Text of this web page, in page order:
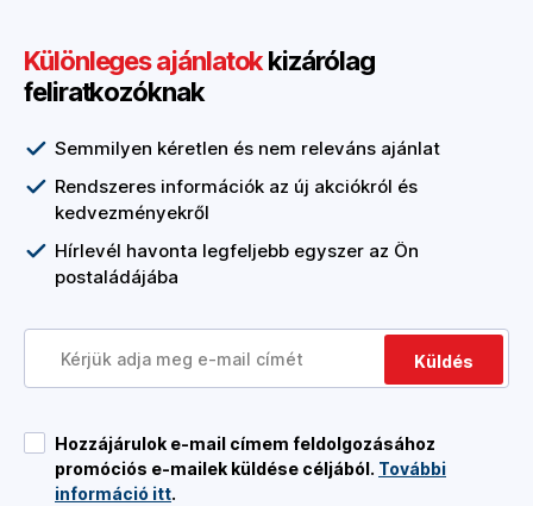
Különleges ajánlatokkizárólag
feliratkozóknak
Semmilyen kéretlen és nem releváns ajánlat
Rendszeres információk az új akciókról és
kedvezményekről
Hírlevél havonta legfeljebb egyszer az Ön
postaládájába
Küldés
Hozzájárulok e-mail címem feldolgozásához
promóciós e-mailek küldése céljából. További
információ itt.